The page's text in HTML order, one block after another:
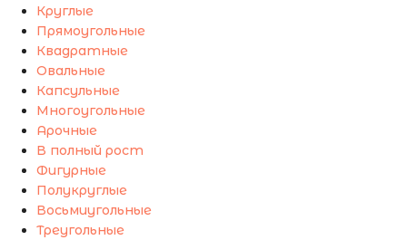
Круглые
Прямоугольные
Квадратные
Овальные
Капсульные
Многоугольные
Арочные
В полный рост
Фигурные
Полукруглые
Восьмиугольные
Треугольные